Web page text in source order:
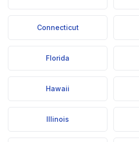
Connecticut
Florida
Hawaii
Illinois